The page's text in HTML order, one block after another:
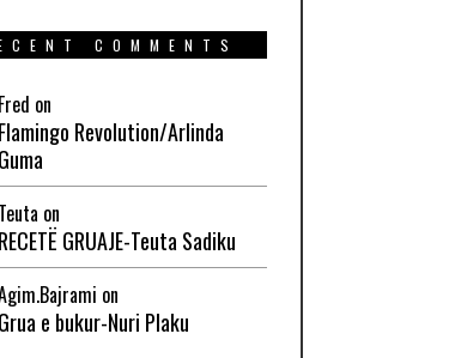
COMMENTS
Fred on
Flamingo Revolution/Arlinda
Guma
Teuta on
RECETË GRUAJE-Teuta Sadiku
on
Grua e bukur-Nuri Plaku